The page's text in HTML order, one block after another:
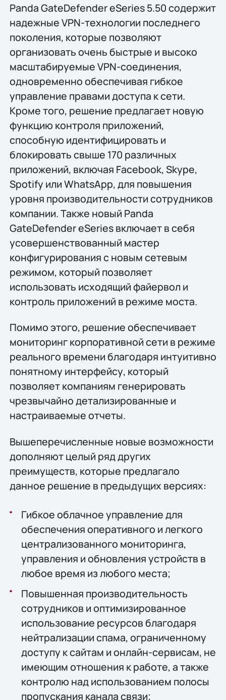
Panda GateDefender eSeries 5.50 содержит
надежные VPN-технологии последнего
поколения, которые позволяют
организовать очень быстрые и высоко
масштабируемые VPN-соединения,
одновременно обеспечивая гибкое
управление правами доступа к сети.
Кроме того, решение предлагает новую
функцию контроля приложений,
способную идентифицировать и
блокировать свыше 170 различных
приложений, включая Facebook, Skype,
Spotify или WhatsApp, для повышения
уровня производительности сотрудников
компании. Также новый Panda
GateDefender eSeries включает в себя
усовершенствованный мастер
конфигурирования с новым сетевым
режимом, который позволяет
использовать исходящий файервол и
контроль приложений в режиме моста.
Помимо этого, решение обеспечивает
мониторинг корпоративной сети в режиме
реального времени благодаря интуитивно
понятному интерфейсу, который
позволяет компаниям генерировать
чрезвычайно детализированные и
настраиваемые отчеты.
Вышеперечисленные новые возможности
дополняют целый ряд других
преимуществ, которые предлагало
данное решение в предыдущих версиях:
Гибкое облачное управление для
обеспечения оперативного и легкого
централизованного мониторинга,
управления и обновления устройств в
любое время из любого места;
Повышенная производительность
сотрудников и оптимизированное
использование ресурсов благодаря
нейтрализации спама, ограниченному
доступу к сайтам и онлайн-сервисам, не
имеющим отношения к работе, а также
контролю над использованием полосы
пропускания канала связи;